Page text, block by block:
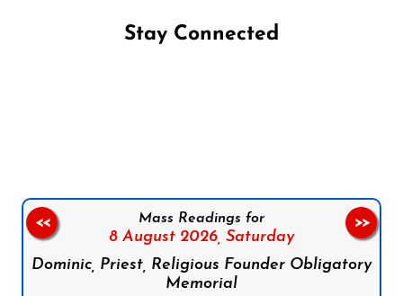
Stay Connected
Mass Readings for
8 August 2026, Saturday
Dominic, Priest, Religious Founder Obligatory
Memorial
<< >>